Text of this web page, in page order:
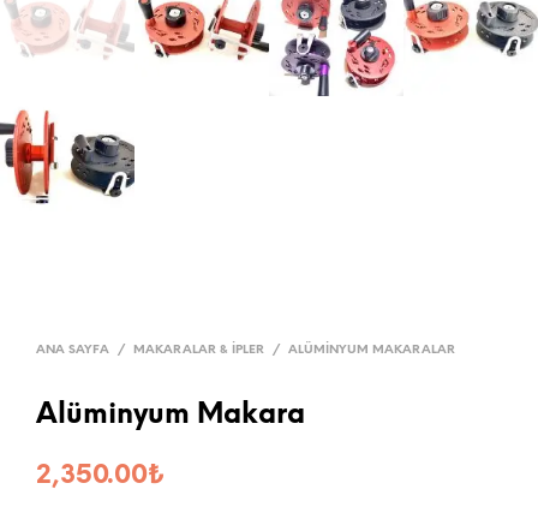
ANA SAYFA / MAKARALAR & İPLER / ALÜMINYUM MAKARALAR
Alüminyum Makara
2,350.00₺